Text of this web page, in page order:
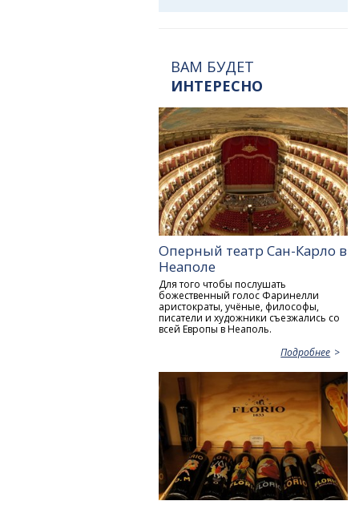
ВАМ БУДЕТ
ИНТЕРЕСНО
Оперный театр Сан-Карло в
Неаполе
Для того чтобы послушать
божественный голос Фаринелли
аристократы, учёные, философы,
писатели и художники съезжались со
всей Европы в Неаполь.
Подробнее